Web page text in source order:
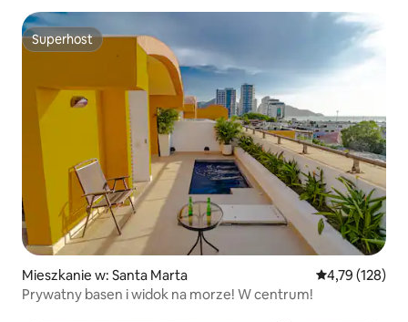
Superhost
Superhost
Mieszkanie w: Santa Marta Średnia
4,79 (128)
Prywatny basen i widok na morze! W centrum!